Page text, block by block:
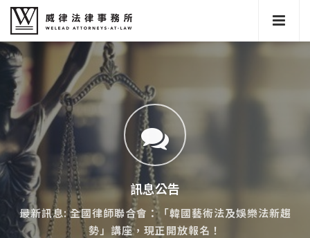
訊息公告
最新訊息: 全國律師聯合會：「韓國藝術法及娛樂法新趨
勢」講座，現正開放報名！